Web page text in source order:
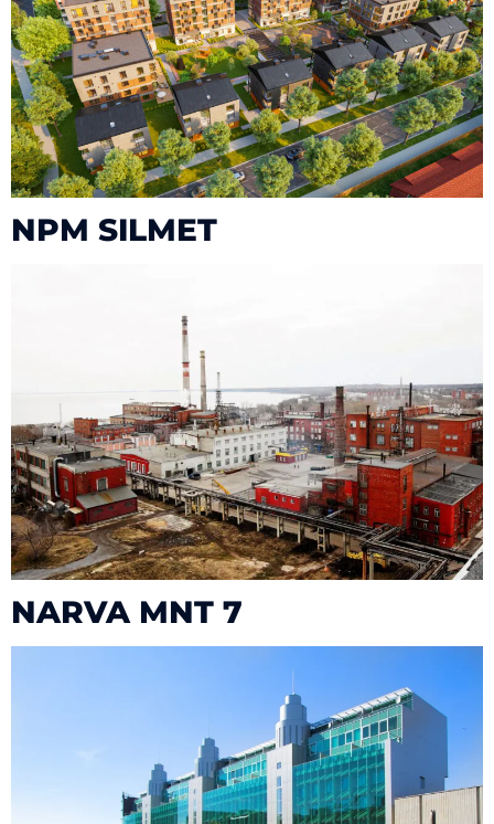
NPM SILMET
NARVA MNT 7